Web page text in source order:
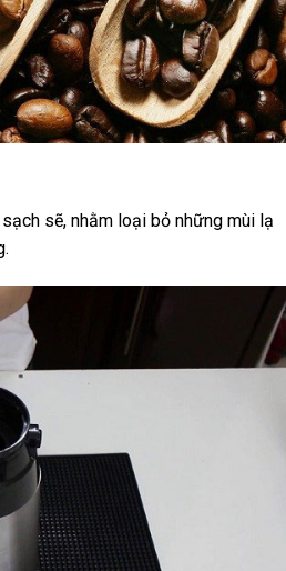
sẽ, nhằm loại bỏ những mùi lạ